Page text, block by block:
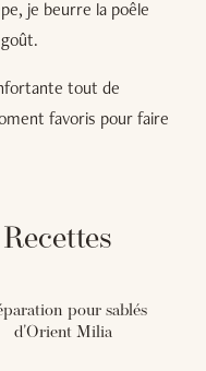
je beurre la poêle
tout de
favoris pour faire
pour sablés
d'Orient Milia